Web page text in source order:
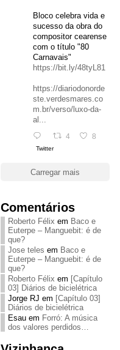
Bloco celebra vida e
sucesso da obra do
compositor cearense
com o título "80
Carnavais"
https://bit.ly/48tyL81
https://diariodonorde
ste.verdesmares.co
m.br/verso/luxo-da-
al...
4 8
Twitter
Carregar mais
Comentários
Roberto Félix em Baco e
Euterpe – Manguebit: é de
que?
Jose teles em Baco e
Euterpe – Manguebit: é de
que?
Roberto Félix em [Capítulo
03] Diários de bicielétrica
Jorge RJ em [Capítulo 03]
Diários de bicielétrica
Esauem Forró: A música
dos valores perdidos…